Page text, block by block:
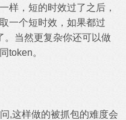
样，短的时效过了之后，
一个短时效，如果都过
。当然更复杂你还可以做
token。
,这样做的被抓包的难度会